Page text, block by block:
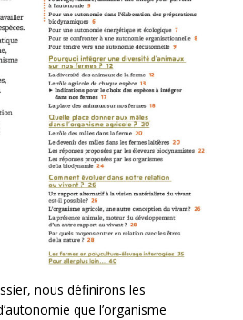
nous définirons les
que l’organisme